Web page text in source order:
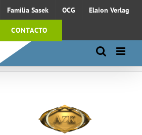
Familia Sasek OCG Elaion Verlag
CONTACTO